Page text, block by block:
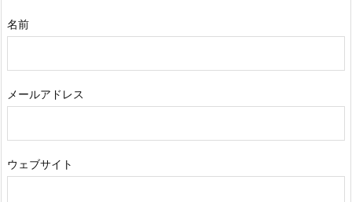
名前
メールアドレス
ウェブサイト